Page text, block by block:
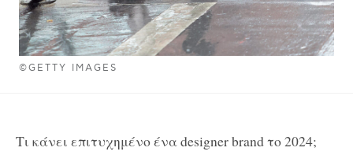
©GETTY IMAGES
Τι κάνει επιτυχημένο ένα designer brand το 2024;